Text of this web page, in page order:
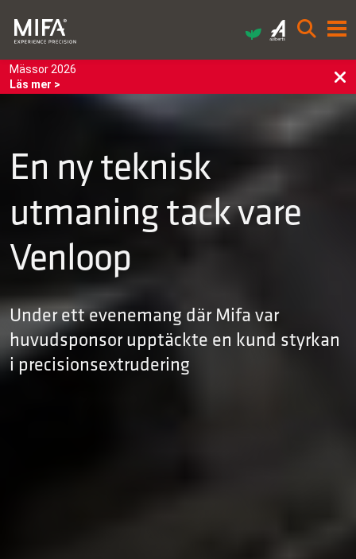
Mässor 2026
Läs mer >
En ny teknisk
utmaning tack vare
Venloop
Under ett evenemang där Mifa var
huvudsponsor upptäckte en kund styrkan
i precisionsextrudering